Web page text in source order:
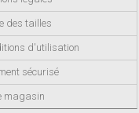
des tailles
d'utilisation
sécurisé
magasin